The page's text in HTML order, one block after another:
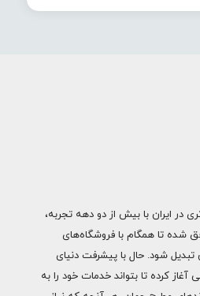
در ایران با بیش از دو دهه تجربه،
شده تا همگام با فروشگاه‌های
تبدیل شود. حال با پیشرفت دنیای
خود را به صورت رسمی آغاز کرده تا بتواند خدمات خود را به